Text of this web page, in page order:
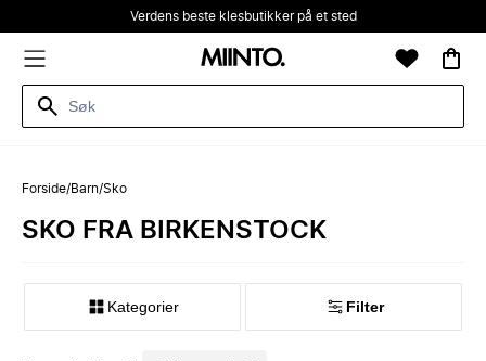
Verdens beste klesbutikker på et sted
Forside/Barn/Sko
SKO FRA BIRKENSTOCK
Kategorier Filter